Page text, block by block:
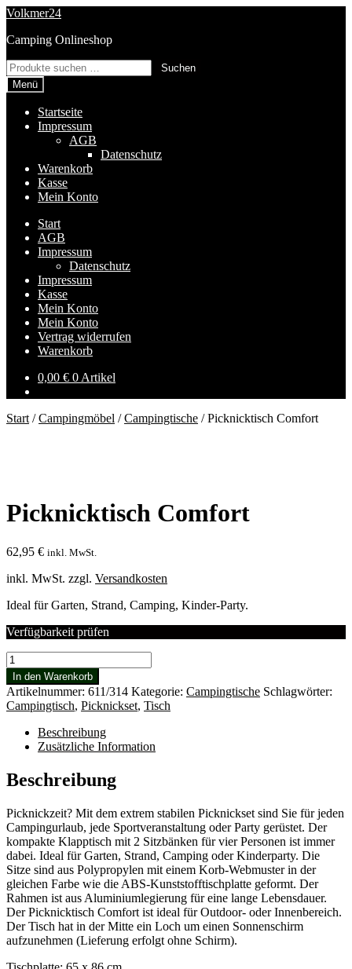
Zur
springen
Zum
springen
Volkmer24
Camping Onlineshop
Suchen
nach:
Suchen
Menü
Startseite
Impressum
AGB
Datenschutz
Warenkorb
Kasse
Mein Konto
Start
AGB
Impressum
Datenschutz
Impressum
Kasse
Mein Konto
Mein Konto
Vertrag widerrufen
Warenkorb
0,00 € 0 Artikel
Start /Campingmöbel /Campingtische /Picknicktisch Comfort
Picknicktisch Comfort
62,95 € inkl. MwSt.
inkl. MwSt. zzgl. Versandkosten
Ideal für Garten, Strand, Camping, Kinder-Party.
Verfügbarkeit prüfen
Picknicktisch
Comfort
Menge
In den Warenkorb
Artikelnummer: 611/314 Kategorie: Campingtische Schlagwörter:
Campingtisch, Picknickset, Tisch
Beschreibung
Zusätzliche Information
Beschreibung
Picknickzeit? Mit dem extrem stabilen Picknickset sind Sie für jeden
Campingurlaub, jede Sportveranstaltung oder Party gerüstet. Der
kompakte Klapptisch mit 2 Sitzbänken für vier Personen ist immer
dabei. Ideal für Garten, Strand, Camping oder Kinderparty. Die
Sitze sind aus Polypropylen mit einem Korb-Webmuster in der
gleichen Farbe wie die ABS-Kunststofftischplatte geformt. Der
Rahmen ist aus Aluminiumlegierung für eine lange Lebensdauer.
Der Picknicktisch Comfort ist ideal für Outdoor- oder Innenbereich.
Der Tisch hat in der Mitte ein Loch um einen Sonnenschirm
aufzunehmen (Lieferung erfolgt ohne Schirm).